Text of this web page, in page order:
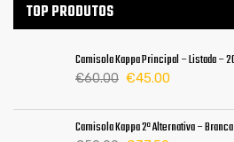
TOP PRODUTOS
Camisola Kappa Principal – Listada –
€60.00 O
original
era:
€45.00O
atual
é:
Camisola Kappa 2ª Alternativa –